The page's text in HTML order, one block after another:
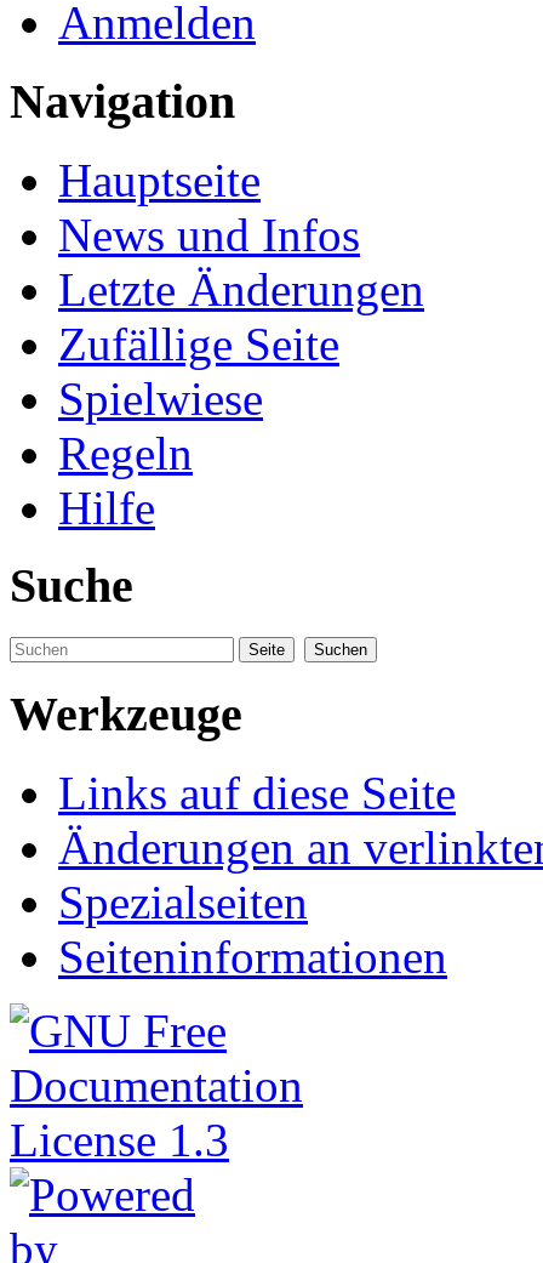
Anmelden
Navigation
Hauptseite
News und Infos
Letzte Änderungen
Zufällige Seite
Spielwiese
Regeln
Hilfe
Suche
Werkzeuge
Links auf diese Seite
Änderungen an
Spezialseiten
Seiteninformationen